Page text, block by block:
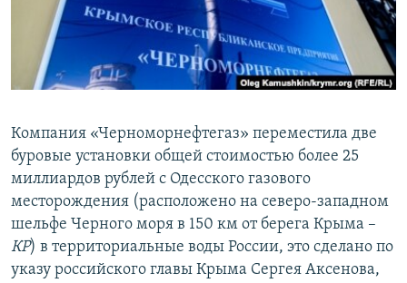
ПОБЕДИТЕЛЕЙ НЕ СУДЯТ?
КРЫМ.НЕПОКОРЕННЫЙ
ELIFBE
ПРИСОЕДИНЯЙТЕСЬ!
Все сайты RFE/RL
Компания «Черноморнефтегаз» переместила две
буровые установки общей стоимостью более 25
миллиардов рублей с Одесского газового
месторождения (расположено на северо-западном
шельфе Черного моря в 150 км от берега Крыма –
КР) в территориальные воды России, это сделано по
указу российского главы Крыма Сергея Аксенова,